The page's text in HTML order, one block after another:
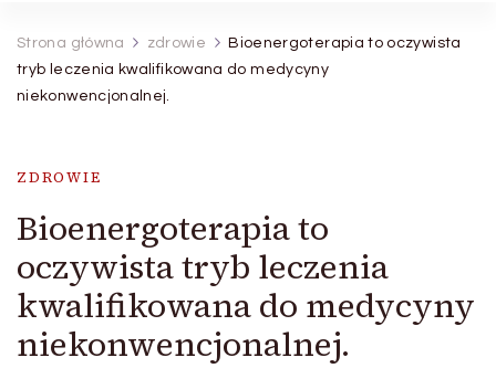
Strona główna zdrowie
Bioenergoterapia to oczywista
tryb leczenia kwalifikowana do medycyny
niekonwencjonalnej.
ZDROWIE
Bioenergoterapia to
oczywista tryb leczenia
kwalifikowana do medycyny
niekonwencjonalnej.